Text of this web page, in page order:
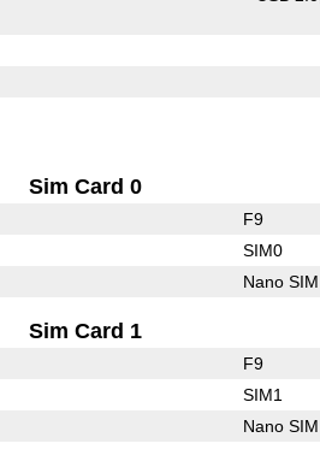
Sim Card 0
F9
SIM0
Nano SIM
Sim Card 1
F9
SIM1
Nano SIM